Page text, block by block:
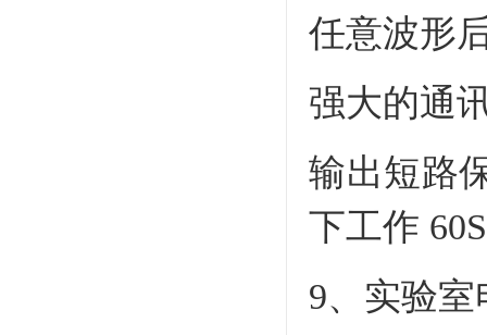
任意波形
强大的通
输出短路
下工作
9、实验